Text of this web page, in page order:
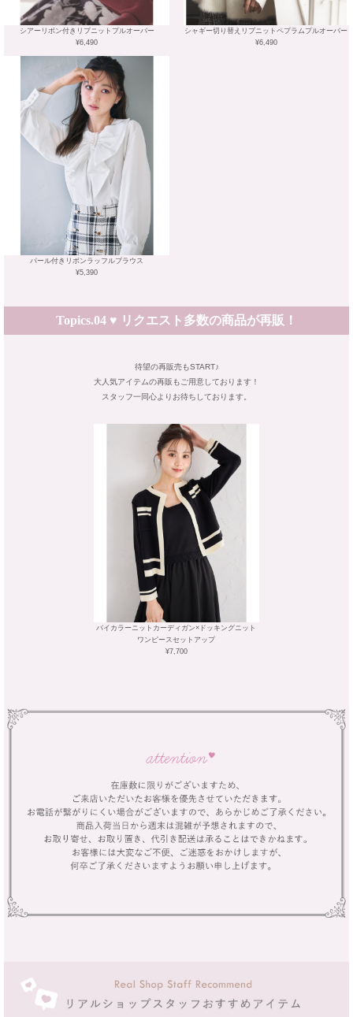
シアーリボン付きリブニットプルオーバー
¥6,490
シャギー切り替えリブニットペプラムプルオーバー
¥6,490
パール付きリボンラッフルブラウス
¥5,390
Topics.04 ♥ リクエスト多数の商品が再販！
待望の再販売もSTART♪
大人気アイテムの再販もご用意しております！
スタッフ一同心よりお待ちしております。
バイカラーニットカーディガン×ドッキングニット
ワンピースセットアップ
¥7,700